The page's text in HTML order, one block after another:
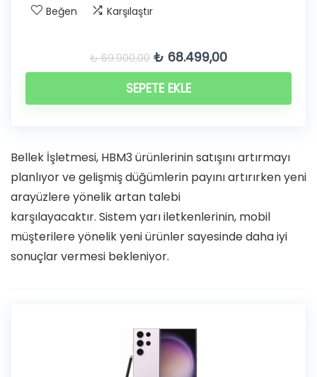
Beğen Karşılaştır
₺69.900,00 Orijinal
fiyat:
₺ 69.900,00.
₺ 68.499,00Şu
andaki
₺ 68.499,00.
SEPETE EKLE
Bellek İşletmesi, HBM3 ürünlerinin satışını artırmayı
planlıyor ve gelişmiş düğümlerin payını artırırken yeni
arayüzlere yönelik artan talebi
karşılayacaktır. Sistem yarı iletkenlerinin, mobil
müşterilere yönelik yeni ürünler sayesinde daha iyi
sonuçlar vermesi bekleniyor.